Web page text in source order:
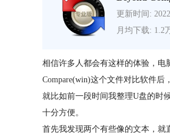
更新时间:
月均下载: 1.2
相信许多人都会有这样的体验，
Compare(win)这个文件对比软件后
就比如前一段时间我整理U盘的时
十分方便。
首先我发现两个有些像的文本，就